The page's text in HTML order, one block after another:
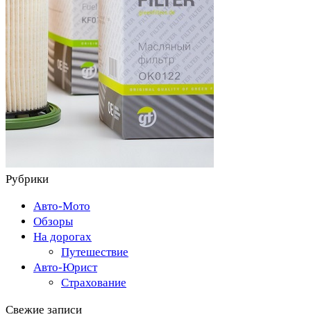
Рубрики
Авто-Мото
Обзоры
На дорогах
Путешествие
Авто-Юрист
Страхование
Свежие записи